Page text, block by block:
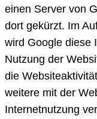
einen Server von
dort gekürzt. Im
wird Google diese
Nutzung der
die
weitere mit der
Internetnutzung